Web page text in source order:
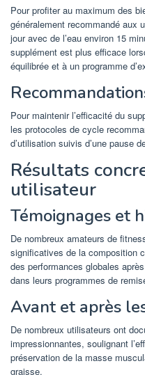
Pour profiter au maximum des
généralement recommandé aux
jour avec de l’eau environ 15
supplément est plus efficace
équilibrée et à un programme
Pour maintenir l’efficacité du
les protocoles de cycle
d’utilisation suivis d’une pause
Résultats
utilisateur
Témoignages et
De nombreux amateurs de
significatives de la composition
des performances globales
dans leurs programmes de
Avant et après
De nombreux utilisateurs ont
impressionnantes, soulignant
préservation de la masse
graisse.